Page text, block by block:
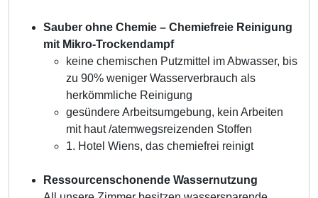
Sauber ohne Chemie – Chemiefreie Reinigung
mit Mikro-Trockendampf
keine chemischen Putzmittel im Abwasser, bis
zu 90% weniger Wasserverbrauch als
herkömmliche Reinigung
gesündere Arbeitsumgebung, kein Arbeiten
mit haut /atemwegsreizenden Stoffen
1. Hotel Wiens, das chemiefrei reinigt
Ressourcenschonende Wassernutzung